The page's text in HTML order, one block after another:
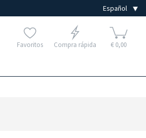
Favoritos Compra rápida € 0,00